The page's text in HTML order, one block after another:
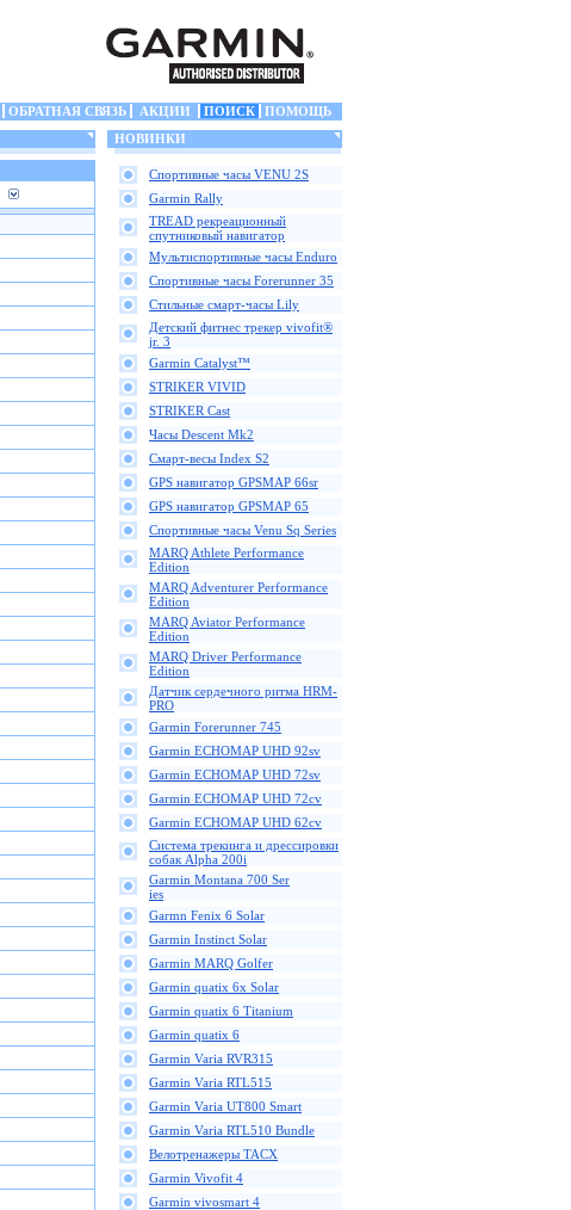
ОБРАТНАЯ СВЯЗЬ АКЦИИ ПОИСК
ПОМОЩЬ
НОВИНКИ
Спортивные часы VENU 2S
Garmin Rally
TREAD рекреационный
спутниковый навигатор
Мультиспортивные часы Enduro
Спортивные часы Forerunner 35
Стильные смарт-часы Lily
Детский фитнес трекер vivofit®
jr. 3
Garmin Catalyst™
STRIKER VIVID
STRIKER Cast
Часы Descent Mk2
Смарт-весы Index S2
GPS навигатор GPSMAP 66sr
GPS навигатор GPSMAP 65
Спортивные часы Venu Sq Series
MARQ Athlete Performance
Edition
MARQ Adventurer Performance
Edition
MARQ Aviator Performance
Edition
MARQ Driver Performance
Edition
Датчик сердечного ритма HRM-
PRO
Garmin Forerunner 745
Garmin ECHOMAP UHD 92sv
Garmin ECHOMAP UHD 72sv
Garmin ECHOMAP UHD 72cv
Garmin ECHOMAP UHD 62cv
Cистема трекинга и дрессировки
собак Alpha 200i
Garmin Montana 700 Ser
ies
Garmn Fenix 6 Solar
Garmin Instinct Solar
Garmin MARQ Golfer
Garmin quatix 6x Solar
Garmin quatix 6 Titanium
Garmin quatix 6
Garmin Varia RVR315
Garmin Varia RTL515
Garmin Varia UT800 Smart
Garmin Varia RTL510 Bundle
Велотренажеры TACX
Garmin Vivofit 4
Garmin vivosmart 4